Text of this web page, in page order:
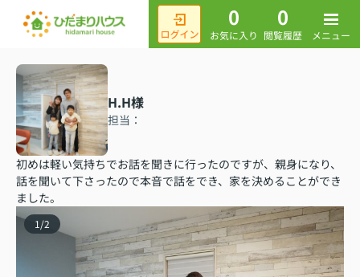
0
お気に入り
0
閲覧履歴 メニュー
H.H様
担当：
初めは軽い気持ちでお話を聞きに行ったのですが、親身になり、
話を聞いて下さったので本音で話をでき、家を決めることができ
ました。
1 /2